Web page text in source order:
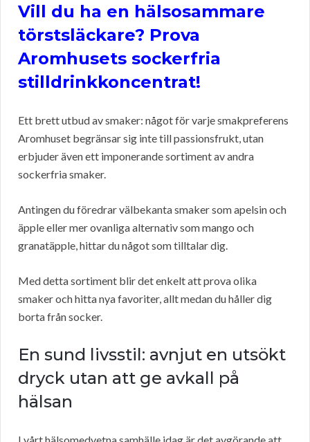
Vill du ha en hälsosammare
törstsläckare? Prova
Aromhusets sockerfria
stilldrinkkoncentrat!
Ett brett utbud av smaker: något för varje smakpreferens
Aromhuset begränsar sig inte till passionsfrukt, utan
erbjuder även ett imponerande sortiment av andra
sockerfria smaker.
Antingen du föredrar välbekanta smaker som apelsin och
äpple eller mer ovanliga alternativ som mango och
granatäpple, hittar du något som tilltalar dig.
Med detta sortiment blir det enkelt att prova olika
smaker och hitta nya favoriter, allt medan du håller dig
borta från socker.
En sund livsstil: avnjut en utsökt
dryck utan att ge avkall på
hälsan